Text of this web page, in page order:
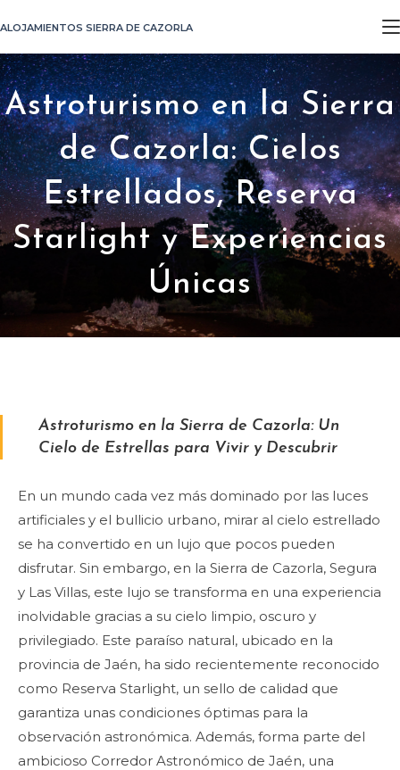
al
contenido
ALOJAMIENTOS SIERRA DE CAZORLA
Astroturismo en la Sierra
de Cazorla: Cielos
Estrellados, Reserva
Starlight y Experiencias
Únicas
Astroturismo en la Sierra de Cazorla: Un
Cielo de Estrellas para Vivir y Descubrir
En un mundo cada vez más dominado por las luces
artificiales y el bullicio urbano, mirar al cielo estrellado
se ha convertido en un lujo que pocos pueden
disfrutar. Sin embargo, en la Sierra de Cazorla, Segura
y Las Villas, este lujo se transforma en una experiencia
inolvidable gracias a su cielo limpio, oscuro y
privilegiado. Este paraíso natural, ubicado en la
provincia de Jaén, ha sido recientemente reconocido
como Reserva Starlight, un sello de calidad que
garantiza unas condiciones óptimas para la
observación astronómica. Además, forma parte del
ambicioso Corredor Astronómico de Jaén, una